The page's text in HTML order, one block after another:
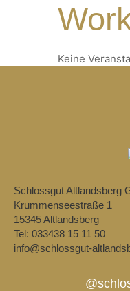
Keine
Schlossgut Altlandsberg
Krummenseestraße 1
15345 Altlandsberg
Tel: 033438 15 11 50
info@schlossgut-